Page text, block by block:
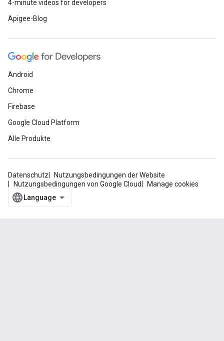
4-minute videos for developers
Apigee-Blog
Android
Chrome
Firebase
Google Cloud Platform
Alle Produkte
Datenschutz
Nutzungsbedingungen der Website
Nutzungsbedingungen von Google Cloud
Manage cookies